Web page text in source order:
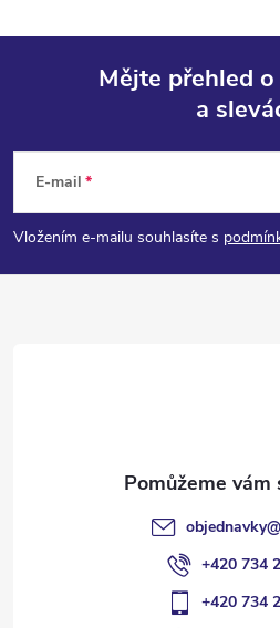
p
Mějte přehled
a
E-mail
Vložením e-mailu souhlasíte s
objednavky@
+420 734
+420 734